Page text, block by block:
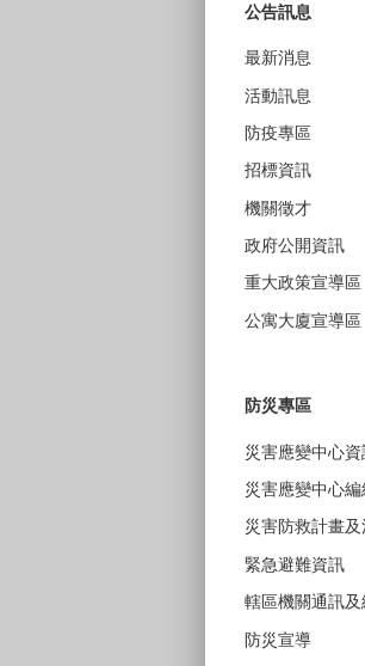
公告訊息
最新消息
活動訊息
防疫專區
招標資訊
機關徵才
政府公開資訊
重大政策宣導區
公寓大廈宣導區
防災專區
災害應變中心資
災害應變中心編
災害防救計畫及
緊急避難資訊
轄區機關通訊及
防災宣導